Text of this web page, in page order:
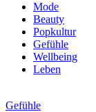
Mode
Beauty
Popkultur
Gefühle
Wellbeing
Leben
Gefühle